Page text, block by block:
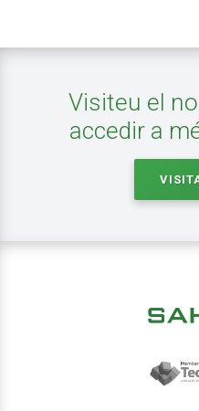
Visiteu el
accedir a